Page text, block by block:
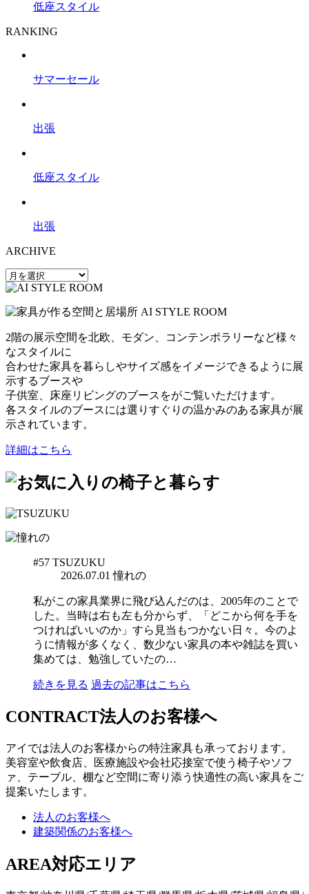
低座スタイル
RANKING
サマーセール
出張
低座スタイル
出張
ARCHIVE
2階の展示空間を北欧、モダン、コンテンポラリーなど様々
なスタイルに
合わせた家具を暮らしやサイズ感をイメージできるように展
示するブースや
子供室、床座リビングのブースをがご覧いただけます。
各スタイルのブースには選りすぐりの温かみのある家具が展
示されています。
詳細はこちら
#57 TSUZUKU
2026.07.01 憧れの
私がこの家具業界に飛び込んだのは、2005年のことで
した。当時は右も左も分からず、「どこから何を手を
つければいいのか」すら見当もつかない日々。今のよ
うに情報が多くなく、数少ない家具の本や雑誌を買い
集めては、勉強していたの…
続きを見る 過去の記事はこちら
CONTRACT法人のお客様へ
アイでは法人のお客様からの特注家具も承っております。
美容室や飲食店、医療施設や会社応接室で使う椅子やソフ
ァ、テーブル、棚など空間に寄り添う快適性の高い家具をご
提案いたします。
法人のお客様へ
建築関係のお客様へ
AREA対応エリア